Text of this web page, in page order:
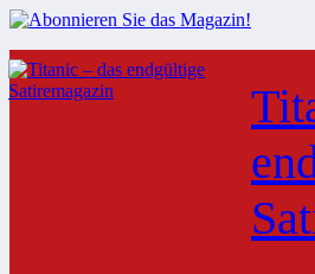
Zum
Inhalt
springen